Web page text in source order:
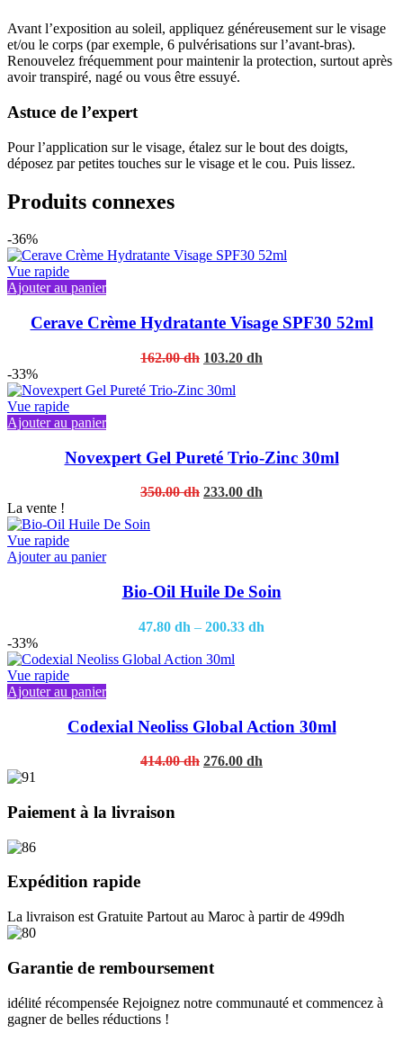
Avant l’exposition au soleil, appliquez généreusement sur le visage
et/ou le corps (par exemple, 6 pulvérisations sur l’avant-bras).
Renouvelez fréquemment pour maintenir la protection, surtout après
avoir transpiré, nagé ou vous être essuyé.
Astuce de l’expert
Pour l’application sur le visage, étalez sur le bout des doigts,
déposez par petites touches sur le visage et le cou. Puis lissez.
Produits connexes
-36%
Vue rapide
Ajouter au panier
Cerave Crème Hydratante Visage SPF30 52ml
162.00dh Original
was:
103.20 dh
-33%
Vue rapide
Ajouter au panier
Novexpert Gel Pureté Trio-Zinc 30ml
350.00dh Original
233.00 dh
La vente !
Vue rapide
Ajouter au panierThis
has
multiple
variants.
options
may
be
chosen
on
the
Bio-Oil Huile De Soin
47.80 dh – 200.33 dh
-33%
Vue rapide
Ajouter au panier
Codexial Neoliss Global Action 30ml
414.00dh Original
276.00 dh
Paiement à la livraison
Expédition rapide
La livraison est Gratuite Partout au Maroc à partir de 499dh
Garantie de remboursement
idélité récompensée Rejoignez notre communauté et commencez à
gagner de belles réductions !